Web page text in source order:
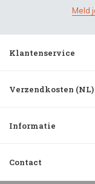
Meld
Klantenservice
Verzendkosten (NL)
Informatie
Contact